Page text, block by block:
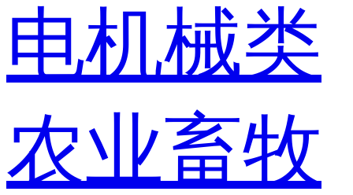
电机械类
农业畜牧